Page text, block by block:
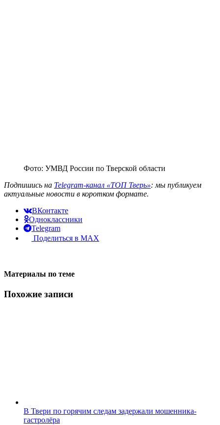
Фото: УМВД России по Тверской области
Подпишись на Telegram-канал «ТОП Тверь»: мы публикуем
актуальные новости в коротком формате.
ВКонтакте
Одноклассники
Telegram
Поделиться в MAX
Материалы по теме
Похожие записи
В Твери по горячим следам задержали мошенника-
гастролёра